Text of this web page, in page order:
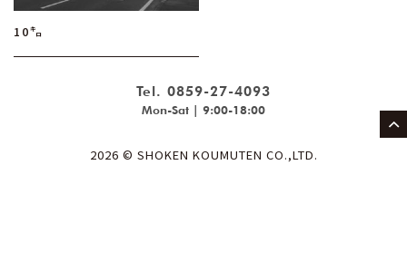
10㌔
Tel. 0859-27-4093
Mon-Sat | 9:00-18:00
2026 © SHOKEN KOUMUTEN CO.,LTD.